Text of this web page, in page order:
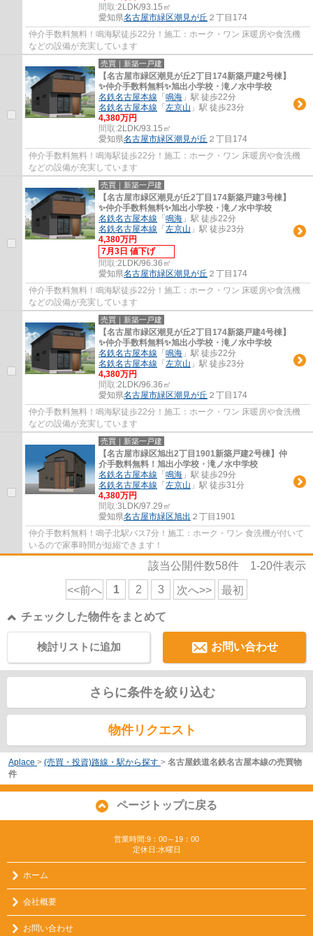
間取:2LDK/93.15㎡
愛知県名古屋市緑区潮見が丘 ２丁目174
仲介手数料無料！鳴海駅徒歩22分！施工：ホーク・ワン 床暖房や食洗機
などの設備が充実しています
売買｜新築一戸建
【名古屋市緑区潮見が丘2丁目174新築戸建2号棟】
✨️仲介手数料無料✨️旭出小学校・滝ノ水中学校
名鉄名古屋本線 「 鳴海 」駅 徒歩22分
名鉄名古屋本線 「 左京山 」駅 徒歩23分
4,380万円
間取:2LDK/93.15㎡
愛知県名古屋市緑区潮見が丘 ２丁目174
仲介手数料無料！鳴海駅徒歩22分！施工：ホーク・ワン 床暖房や食洗機
などの設備が充実しています
売買｜新築一戸建
【名古屋市緑区潮見が丘2丁目174新築戸建3号棟】
✨️仲介手数料無料✨️旭出小学校・滝ノ水中学校
名鉄名古屋本線 「 鳴海 」駅 徒歩22分
名鉄名古屋本線 「 左京山 」駅 徒歩23分
4,380万円
7月3日 値下げ
間取:2LDK/96.36㎡
愛知県名古屋市緑区潮見が丘 ２丁目174
仲介手数料無料！鳴海駅徒歩22分！施工：ホーク・ワン 床暖房や食洗機
などの設備が充実しています
売買｜新築一戸建
【名古屋市緑区潮見が丘2丁目174新築戸建4号棟】
✨️仲介手数料無料✨️旭出小学校・滝ノ水中学校
名鉄名古屋本線 「 鳴海 」駅 徒歩22分
名鉄名古屋本線 「 左京山 」駅 徒歩23分
4,380万円
間取:2LDK/96.36㎡
愛知県名古屋市緑区潮見が丘 ２丁目174
仲介手数料無料！鳴海駅徒歩22分！施工：ホーク・ワン 床暖房や食洗機
などの設備が充実しています
売買｜新築一戸建
【名古屋市緑区旭出2丁目1901新築戸建2号棟】仲
介手数料無料！旭出小学校・滝ノ水中学校
名鉄名古屋本線 「 鳴海 」駅 徒歩29分
名鉄名古屋本線 「 左京山 」駅 徒歩31分
4,380万円
間取:3LDK/97.29㎡
愛知県名古屋市緑区旭出 ２丁目1901
仲介手数料無料！鳴子北駅バス7分！施工：ホーク・ワン 食洗機が付いて
いるので家事時間が短縮できます！
該当公開件数58件 1-20件表示
<<前へ 1 2 3 次へ>> 最初
チェックした物件をまとめて
お問い合わせ
検討リストに追加
さらに条件を絞り込む
物件リクエスト
Aplace > (売買・投資)路線・駅から探す > 名古屋鉄道名鉄名古屋本線の売買物
件
ページトップに戻る
営業時間:9：00～19：00
定休日:水曜日
ホーム
会社概要
お問い合わせ